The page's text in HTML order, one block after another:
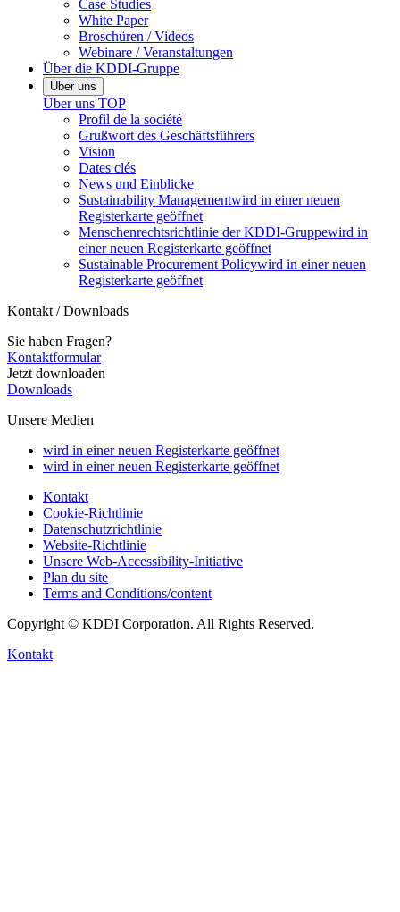
Case Studies
White Paper
Broschüren / Videos
Webinare / Veranstaltungen
Über die KDDI-Gruppe
Über uns
Über uns TOP
Profil de la société
Grußwort des Geschäftsführers
Vision
Dates clés
News und Einblicke
Sustainability Managementwird in einer neuen
Registerkarte geöffnet
Menschenrechtsrichtlinie der KDDI-Gruppewird in
einer neuen Registerkarte geöffnet
Sustainable Procurement Policywird in einer neuen
Registerkarte geöffnet
Kontakt / Downloads
Sie haben Fragen?
Kontaktformular
Jetzt downloaden
Downloads
Unsere Medien
wird in einer neuen Registerkarte geöffnet
wird in einer neuen Registerkarte geöffnet
Kontakt
Cookie-Richtlinie
Datenschutzrichtlinie
Website-Richtlinie
Unsere Web-Accessibility-Initiative
Plan du site
Terms and Conditions/content
Copyright © KDDI Corporation. All Rights Reserved.
Kontakt